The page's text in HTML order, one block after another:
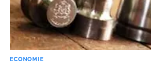
ECONOMIE